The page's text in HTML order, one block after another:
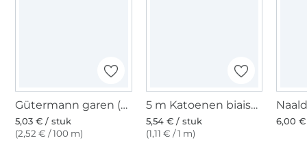
Gütermann garen (483)
5,03 € / stuk
(2,52 € / 100 m)
5 m Katoenen biaisband, zeegroen (323)
5,54 € / stuk
(1,11 € / 1 m)
6,00